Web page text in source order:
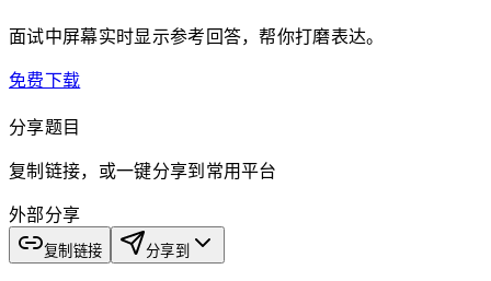
面试中屏幕实时显示参考回答，帮你打磨表达。
免费下载download
分享题目
复制链接，或一键分享到常用平台
外部分享
复制链接 分享到